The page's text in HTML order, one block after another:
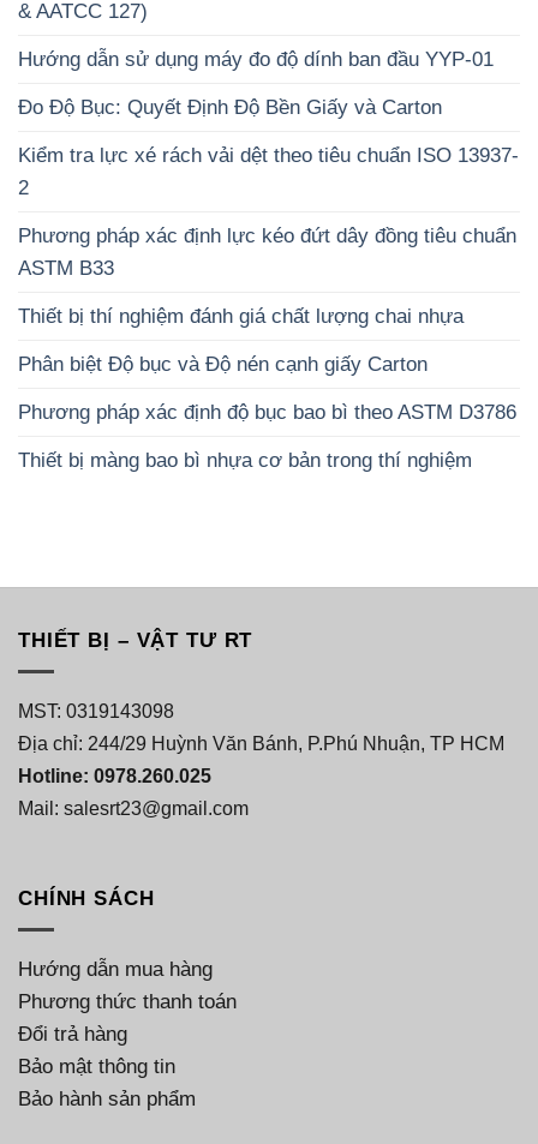
& AATCC 127)
Hướng dẫn sử dụng máy đo độ dính ban đầu YYP-01
Đo Độ Bục: Quyết Định Độ Bền Giấy và Carton
Kiểm tra lực xé rách vải dệt theo tiêu chuẩn ISO 13937-
2
Phương pháp xác định lực kéo đứt dây đồng tiêu chuẩn
ASTM B33
Thiết bị thí nghiệm đánh giá chất lượng chai nhựa
Phân biệt Độ bục và Độ nén cạnh giấy Carton
Phương pháp xác định độ bục bao bì theo ASTM D3786
Thiết bị màng bao bì nhựa cơ bản trong thí nghiệm
THIẾT BỊ – VẬT TƯ RT
MST: 0319143098
Địa chỉ: 244/29 Huỳnh Văn Bánh, P.Phú Nhuận, TP HCM
Hotline: 0978.260.025
Mail: salesrt23@gmail.com
CHÍNH SÁCH
Hướng dẫn mua hàng
Phương thức thanh toán
Đổi trả hàng
Bảo mật thông tin
Bảo hành sản phẩm